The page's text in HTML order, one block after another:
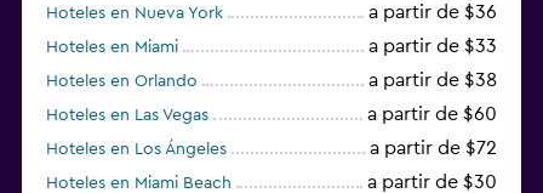
Hoteles en Nueva York a partir de $36
Hoteles en Miami a partir de $33
Hoteles en Orlando a partir de $38
Hoteles en Las Vegas a partir de $60
Hoteles en Los Ángeles a partir de $72
Hoteles en Miami Beach a partir de $30